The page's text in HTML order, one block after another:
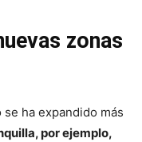
zonas
ha expandido más
por ejemplo,